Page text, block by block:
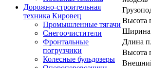
Дорожно-строительная
техника Кировец
Промышленные тягачи
Снегоочистители
Фронтальные
погрузчики
Колесные бульдозеры
Высота
Ширина
Длина
Высота